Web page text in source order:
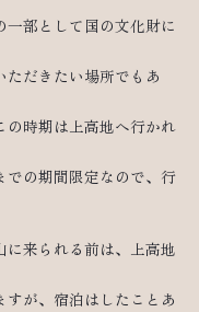
部として国の文化財に
だきたい場所でもあ
の時期は上高地へ行かれ
での期間限定なので、行
来られる前は、上高地
が、宿泊はしたことあ